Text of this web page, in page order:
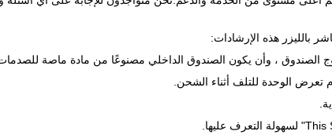
بالليزر هذه الإرشادات:
الصندوق ، وأن يكون الصندوق الداخلي مصنوعًا من مادة ماصة
تعرض الوحدة للتلف أثناء الشحن.